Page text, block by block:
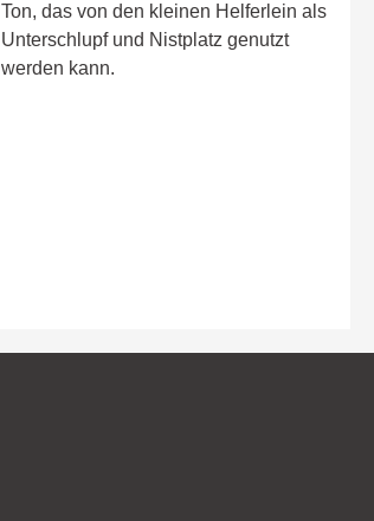
Ton, das von den kleinen Helferlein als
Unterschlupf und Nistplatz genutzt
werden kann.